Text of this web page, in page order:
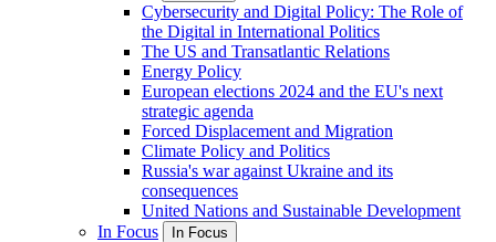
Cybersecurity and Digital Policy: The Role of
the Digital in International Politics
The US and Transatlantic Relations
Energy Policy
European elections 2024 and the EU's next
strategic agenda
Forced Displacement and Migration
Climate Policy and Politics
Russia's war against Ukraine and its
consequences
United Nations and Sustainable Development
In Focus
In Focus